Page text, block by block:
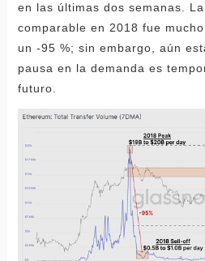
en las últimas dos semanas.
comparable en 2018 fue
un -95 %; sin embargo, aún
pausa en la demanda es
futuro.